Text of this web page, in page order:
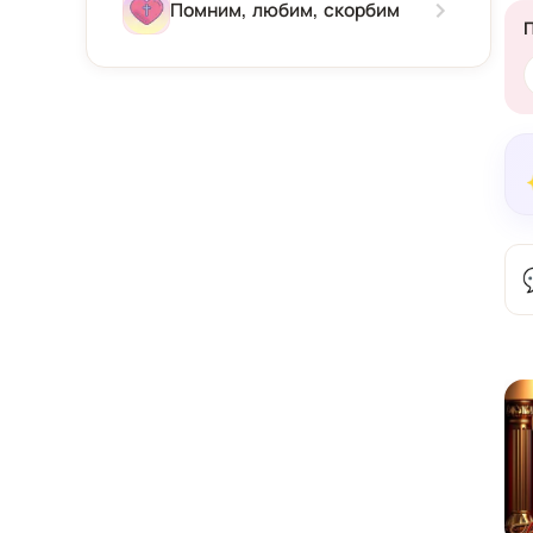
Помним, любим, скорбим